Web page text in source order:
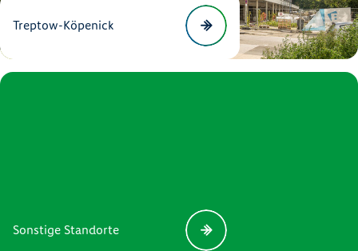
Treptow-Köpenick
Sonstige Standorte